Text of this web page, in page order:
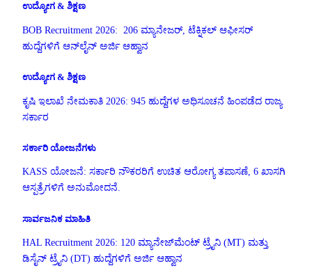
ಉದ್ಯೋಗ & ಶಿಕ್ಷಣ
BOB Recruitment 2026: 206 ಮ್ಯಾನೇಜರ್, ಟೆಕ್ನಿಕಲ್ ಆಫೀಸರ್
ಹುದ್ದೆಗಳಿಗೆ ಆನ್‌ಲೈನ್ ಅರ್ಜಿ ಆಹ್ವಾನ
ಉದ್ಯೋಗ & ಶಿಕ್ಷಣ
ಕೃಷಿ ಇಲಾಖೆ ನೇಮಕಾತಿ 2026: 945 ಹುದ್ದೆಗಳ ಅಧಿಸೂಚನೆ ಹಿಂಪಡೆದ ರಾಜ್ಯ
ಸರ್ಕಾರ
ಸರ್ಕಾರಿ ಯೋಜನೆಗಳು
KASS ಯೋಜನೆ: ಸರ್ಕಾರಿ ನೌಕರರಿಗೆ ಉಚಿತ ಆರೋಗ್ಯ ತಪಾಸಣೆ, 6 ಖಾಸಗಿ
ಆಸ್ಪತ್ರೆಗಳಿಗೆ ಅನುಮೋದನೆ.
ಸಾರ್ವಜನಿಕ ಮಾಹಿತಿ
HAL Recruitment 2026: 120 ಮ್ಯಾನೇಜ್‌ಮೆಂಟ್ ಟ್ರೈನಿ (MT) ಮತ್ತು
ಡಿಸೈನ್ ಟ್ರೈನಿ (DT) ಹುದ್ದೆಗಳಿಗೆ ಅರ್ಜಿ ಆಹ್ವಾನ